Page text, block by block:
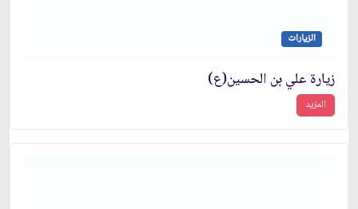
الزيارات
زيارة علي بن الحسين(ع)
المزيد